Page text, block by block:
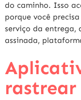
do caminho. Isso
porque você
serviço da entrega,
assinada,